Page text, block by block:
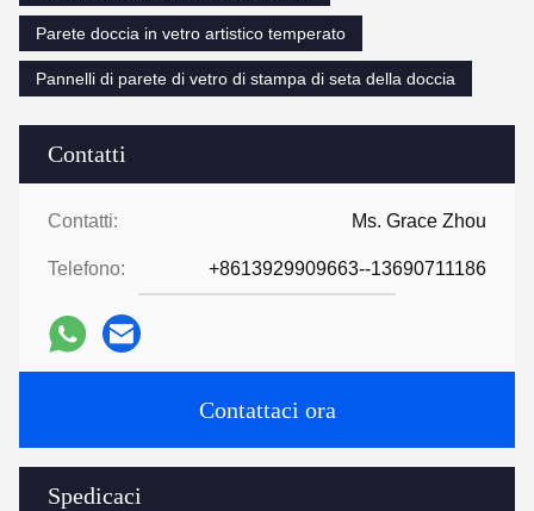
Contatti
Contatti: Ms. Grace Zhou
Telefono: +8613929909663--13690711186
Contattaci ora
Spedicaci
Parete doccia in vetro artistico temperato
Pannelli di parete di vetro di stampa di seta della doccia